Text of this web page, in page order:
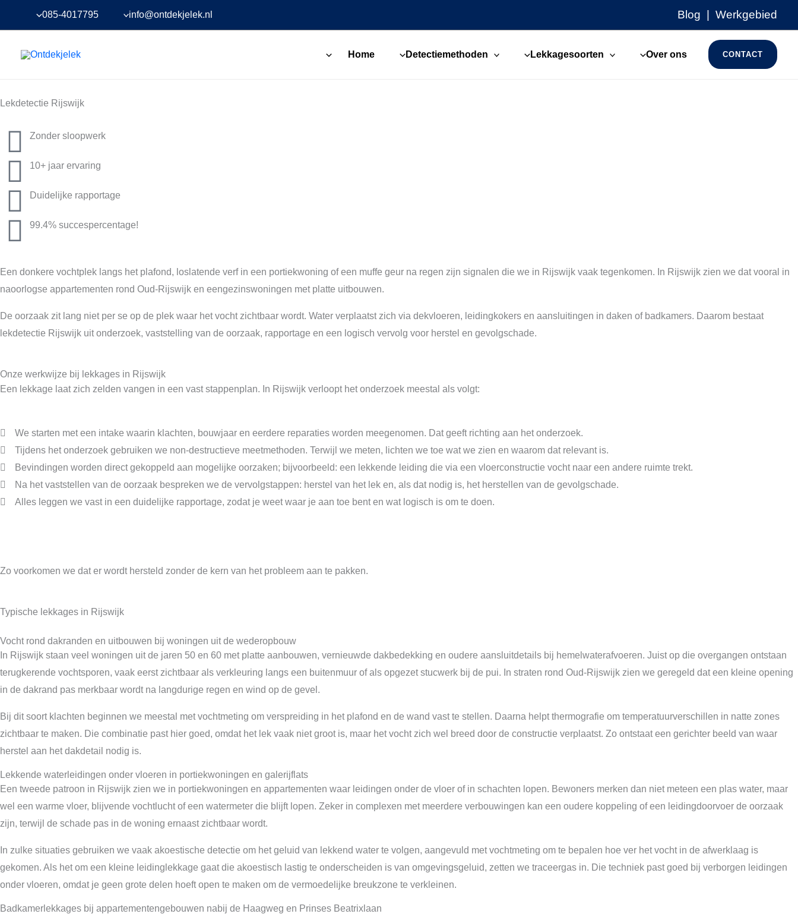
inhoud
085-4017795 info@ontdekjelek.nl Blog Werkgebied
Home Detectiemethoden Lekkagesoorten Over ons CONTACT
Lekdetectie Rijswijk
Zonder sloopwerk
10+ jaar ervaring
Duidelijke rapportage
99.4% succespercentage!
Een donkere vochtplek langs het plafond, loslatende verf in een portiekwoning of een muffe geur na regen zijn signalen die we in Rijswijk vaak tegenkomen. In Rijswijk zien we dat vooral in
naoorlogse appartementen rond Oud-Rijswijk en eengezinswoningen met platte uitbouwen.
De oorzaak zit lang niet per se op de plek waar het vocht zichtbaar wordt. Water verplaatst zich via dekvloeren, leidingkokers en aansluitingen in daken of badkamers. Daarom bestaat
lekdetectie Rijswijk uit onderzoek, vaststelling van de oorzaak, rapportage en een logisch vervolg voor herstel en gevolgschade.
Onze werkwijze bij lekkages in Rijswijk
Een lekkage laat zich zelden vangen in een vast stappenplan. In Rijswijk verloopt het onderzoek meestal als volgt:
We starten met een intake waarin klachten, bouwjaar en eerdere reparaties worden meegenomen. Dat geeft richting aan het onderzoek.
Tijdens het onderzoek gebruiken we non-destructieve meetmethoden. Terwijl we meten, lichten we toe wat we zien en waarom dat relevant is.
Bevindingen worden direct gekoppeld aan mogelijke oorzaken; bijvoorbeeld: een lekkende leiding die via een vloerconstructie vocht naar een andere ruimte trekt.
Na het vaststellen van de oorzaak bespreken we de vervolgstappen: herstel van het lek en, als dat nodig is, het herstellen van de gevolgschade.
Alles leggen we vast in een duidelijke rapportage, zodat je weet waar je aan toe bent en wat logisch is om te doen.
Zo voorkomen we dat er wordt hersteld zonder de kern van het probleem aan te pakken.
Typische lekkages in Rijswijk
Vocht rond dakranden en uitbouwen bij woningen uit de wederopbouw
In Rijswijk staan veel woningen uit de jaren 50 en 60 met platte aanbouwen, vernieuwde dakbedekking en oudere aansluitdetails bij hemelwaterafvoeren. Juist op die overgangen ontstaan
terugkerende vochtsporen, vaak eerst zichtbaar als verkleuring langs een buitenmuur of als opgezet stucwerk bij de pui. In straten rond Oud-Rijswijk zien we geregeld dat een kleine opening
in de dakrand pas merkbaar wordt na langdurige regen en wind op de gevel.
Bij dit soort klachten beginnen we meestal met vochtmeting om verspreiding in het plafond en de wand vast te stellen. Daarna helpt thermografie om temperatuurverschillen in natte zones
zichtbaar te maken. Die combinatie past hier goed, omdat het lek vaak niet groot is, maar het vocht zich wel breed door de constructie verplaatst. Zo ontstaat een gerichter beeld van waar
herstel aan het dakdetail nodig is.
Lekkende waterleidingen onder vloeren in portiekwoningen en galerijflats
Een tweede patroon in Rijswijk zien we in portiekwoningen en appartementen waar leidingen onder de vloer of in schachten lopen. Bewoners merken dan niet meteen een plas water, maar
wel een warme vloer, blijvende vochtlucht of een watermeter die blijft lopen. Zeker in complexen met meerdere verbouwingen kan een oudere koppeling of een leidingdoorvoer de oorzaak
zijn, terwijl de schade pas in de woning ernaast zichtbaar wordt.
In zulke situaties gebruiken we vaak akoestische detectie om het geluid van lekkend water te volgen, aangevuld met vochtmeting om te bepalen hoe ver het vocht in de afwerklaag is
gekomen. Als het om een kleine leidinglekkage gaat die akoestisch lastig te onderscheiden is van omgevingsgeluid, zetten we traceergas in. Die techniek past goed bij verborgen leidingen
onder vloeren, omdat je geen grote delen hoeft open te maken om de vermoedelijke breukzone te verkleinen.
Badkamerlekkages bij appartementengebouwen nabij de Haagweg en Prinses Beatrixlaan